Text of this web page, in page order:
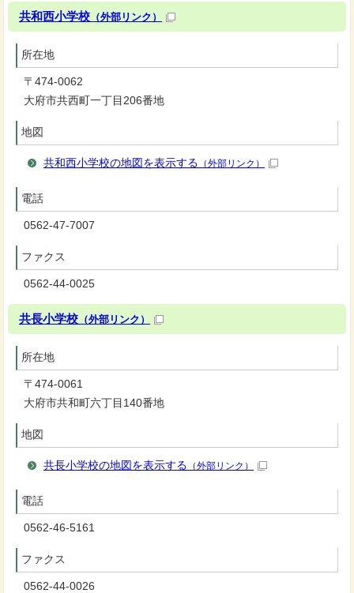
共和西小学校 （外部リンク）
所在地
〒474-0062
大府市共西町一丁目206番地
地図
共和西小学校の地図を表示する （外部リンク）
電話
0562-47-7007
ファクス
0562-44-0025
共長小学校 （外部リンク）
所在地
〒474-0061
大府市共和町六丁目140番地
地図
共長小学校の地図を表示する （外部リンク）
電話
0562-46-5161
ファクス
0562-44-0026